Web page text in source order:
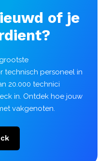
of je
technisch personeel in
20.000 technici
in. Ontdek hoe jouw
vakgenoten.